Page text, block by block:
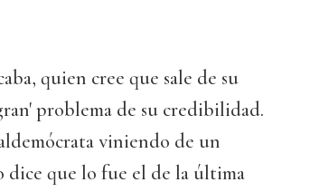
quien cree que sale de su
problema de su credibilidad.
viniendo de un
dice que lo fue el de la última